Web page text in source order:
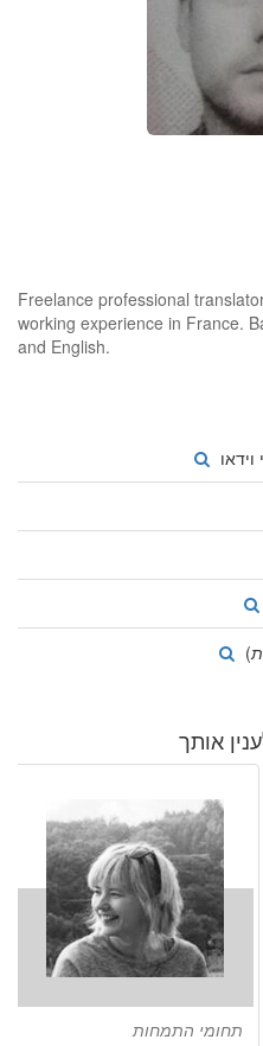
Freelance professional
working experience in France.
and English.
)
אותך
תחומי התמחות